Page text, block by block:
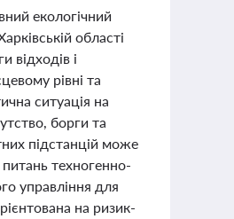
екологічний
області
відходів і
рівні та
ситуація на
борги та
підстанцій може
техногенно-
управління для
на ризик-